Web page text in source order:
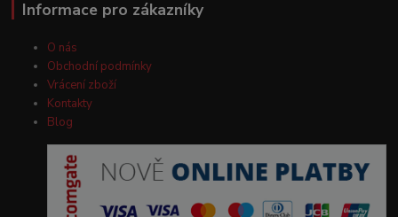
Informace pro zákazníky
O nás
Obchodní podmínky
Vrácení zboží
Kontakty
Blog